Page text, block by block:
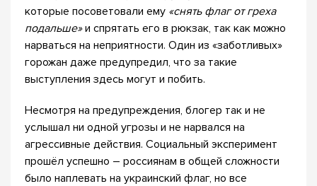
которые посоветовали ему «снять флаг от греха
подальше»и спрятать его в рюкзак, так как можно
нарваться на неприятности. Один из «заботливых»
горожан даже предупредил, что за такие
выступления здесь могут и побить.
Несмотря на предупреждения, блогер так и не
услышал ни одной угрозы и не нарвался на
агрессивные действия. Социальный эксперимент
прошёл успешно – россиянам в общей сложности
было наплевать на украинский флаг, но все